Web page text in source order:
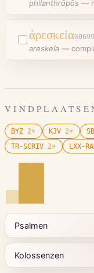
philanthrṓpōs —
ἀρεσκείαG0699
areskeía —
BYZ 2× KJV 2×
TR-SCRIV 2× LXX-
Psalmen
Kolossenzen